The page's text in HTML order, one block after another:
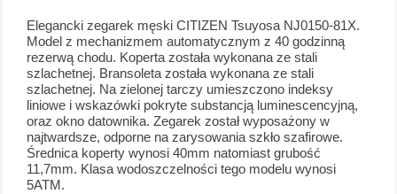
Elegancki zegarek męski CITIZEN Tsuyosa NJ0150-81X.
Model z mechanizmem automatycznym z 40 godzinną
rezerwą chodu. Koperta została wykonana ze stali
szlachetnej. Bransoleta została wykonana ze stali
szlachetnej. Na zielonej tarczy umieszczono indeksy
liniowe i wskazówki pokryte substancją luminescencyjną,
oraz okno datownika. Zegarek został wyposażony w
najtwardsze, odporne na zarysowania szkło szafirowe.
Średnica koperty wynosi 40mm natomiast grubość
11,7mm. Klasa wodoszczelności tego modelu wynosi
5ATM.